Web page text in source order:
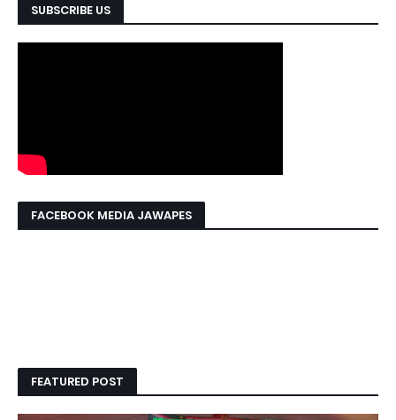
SUBSCRIBE US
FACEBOOK MEDIA JAWAPES
FEATURED POST